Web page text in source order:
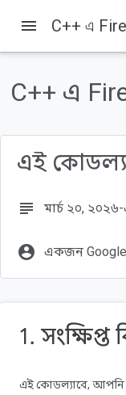
ধাপে ধাপে নির্দেশিকা
আপনি যা শিখবেন
ফায়ারবেস এসডিকে
CMakeLists.txt-এ
menu C++ এ
C++ এ
এই
subject মার্চ ২০,
account_circle একজন
1. সংক্ষিপ্ত
এই কোডল্যাবে, আপনি